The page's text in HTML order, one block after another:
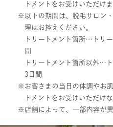
トメントをお受けいただけま
以下の期間は、脱毛サロン
理はお控えください。
トリートメント箇所…トリ
間
トリートメント箇所以外…
3日間
お客さまの当日の体調やお
トメントをお受けいただけ
店舗によって、一部内容が